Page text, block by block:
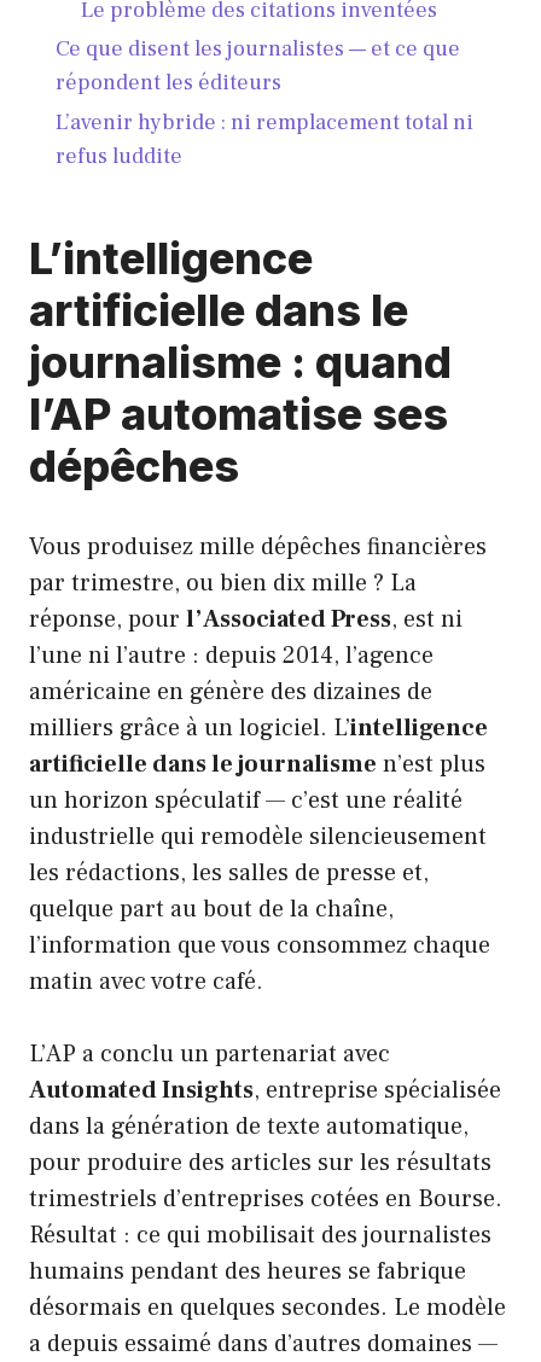
Le problème des citations inventées
Ce que disent les journalistes — et ce que
répondent les éditeurs
L’avenir hybride : ni remplacement total ni
refus luddite
L’intelligence
artificielle dans le
journalisme : quand
l’AP automatise ses
dépêches
Vous produisez mille dépêches financières
par trimestre, ou bien dix mille ? La
réponse, pour l’Associated Press, est ni
l’une ni l’autre : depuis 2014, l’agence
américaine en génère des dizaines de
milliers grâce à un logiciel. L’intelligence
artificielle dans le journalisme n’est plus
un horizon spéculatif — c’est une réalité
industrielle qui remodèle silencieusement
les rédactions, les salles de presse et,
quelque part au bout de la chaîne,
l’information que vous consommez chaque
matin avec votre café.
L’AP a conclu un partenariat avec
Automated Insights, entreprise spécialisée
dans la génération de texte automatique,
pour produire des articles sur les résultats
trimestriels d’entreprises cotées en Bourse.
Résultat : ce qui mobilisait des journalistes
humains pendant des heures se fabrique
désormais en quelques secondes. Le modèle
a depuis essaimé dans d’autres domaines —